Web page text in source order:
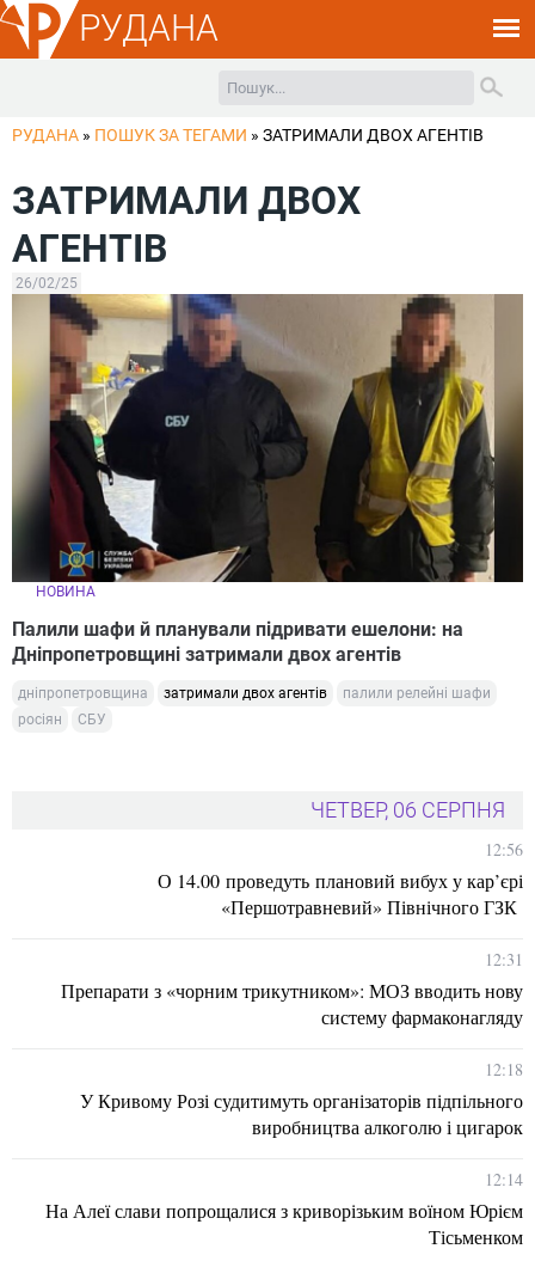
РУДАНА
РУДАНА » ПОШУК ЗА ТЕГАМИ » ЗАТРИМАЛИ ДВОХ АГЕНТІВ
ЗАТРИМАЛИ ДВОХ
АГЕНТІВ
26/02/25
НОВИНА
Палили шафи й планували підривати ешелони: на
Дніпропетровщині затримали двох агентів
дніпропетровщина затримали двох агентів
палили релейні шафи
росіян
СБУ
ЧЕТВЕР, 06 СЕРПНЯ
12:56
О 14.00 проведуть плановий вибух у кар’єрі
«Першотравневий» Північного ГЗК
12:31
Препарати з «чорним трикутником»: МОЗ вводить нову
систему фармаконагляду
12:18
У Кривому Розі судитимуть організаторів підпільного
виробництва алкоголю і цигарок
12:14
На Алеї слави попрощалися з криворізьким воїном Юрієм
Тісьменком